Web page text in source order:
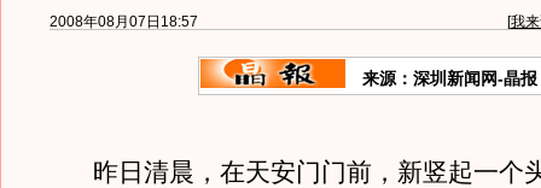
2008年08月07日18:57 [我
来源：深圳新闻网-晶报
昨日清晨，在天安门门前，新竖起一个